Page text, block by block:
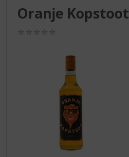
Oranje Kopstoot